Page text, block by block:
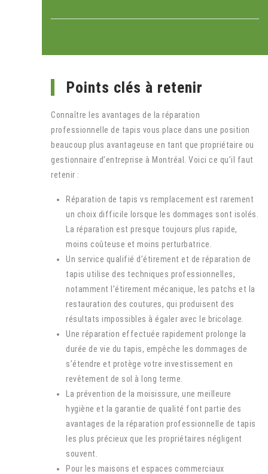
Points clés à retenir
Connaître les avantages de la réparation
professionnelle de tapis vous place dans une position
beaucoup plus avantageuse en tant que propriétaire ou
gestionnaire d’entreprise à Montréal. Voici ce qu’il faut
retenir :
Réparation de tapis vs remplacement est rarement
un choix difficile lorsque les dommages sont isolés.
La réparation est presque toujours plus rapide,
moins coûteuse et moins perturbatrice.
Un service qualifié d’étirement et de réparation de
tapis utilise des techniques professionnelles,
notamment l’étirement mécanique, les patchs et la
restauration des coutures, qui produisent des
résultats impossibles à égaler avec le bricolage.
Une réparation effectuée rapidement prolonge la
durée de vie du tapis, empêche les dommages de
s’étendre et protège votre investissement en
revêtement de sol à long terme.
La prévention de la moisissure, une meilleure
hygiène et la garantie de qualité font partie des
avantages de la réparation professionnelle de tapis
les plus précieux que les propriétaires négligent
souvent.
Pour les maisons et espaces commerciaux